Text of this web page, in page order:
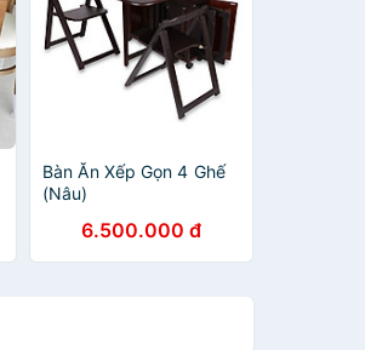
Bàn Ăn Xếp Gọn 4 Ghế
(Nâu)
6.500.000 đ